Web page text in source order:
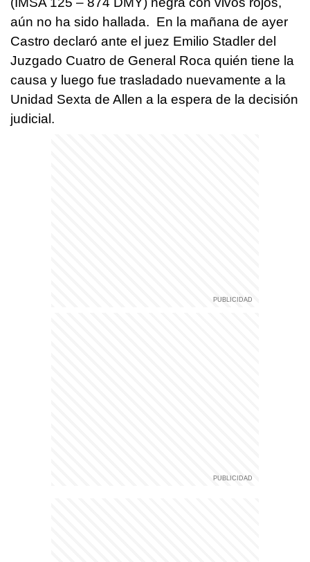
aún no ha sido hallada. En la mañana de ayer
Castro declaró ante el juez Emilio Stadler del
Juzgado Cuatro de General Roca quién tiene la
causa y luego fue trasladado nuevamente a la
Unidad Sexta de Allen a la espera de la decisión
judicial.